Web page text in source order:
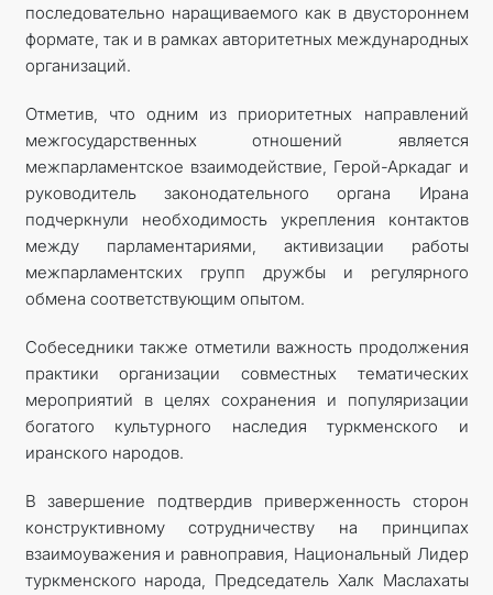
последовательно наращиваемого как в двустороннем
формате, так и в рамках авторитетных международных
организаций.
Отметив, что одним из приоритетных направлений
межгосударственных отношений является
межпарламентское взаимодействие, Герой-Аркадаг и
руководитель законодательного органа Ирана
подчеркнули необходимость укрепления контактов
между парламентариями, активизации работы
межпарламентских групп дружбы и регулярного
обмена соответствующим опытом.
Собеседники также отметили важность продолжения
практики организации совместных тематических
мероприятий в целях сохранения и популяризации
богатого культурного наследия туркменского и
иранского народов.
В завершение подтвердив приверженность сторон
конструктивному сотрудничеству на принципах
взаимоуважения и равноправия, Национальный Лидер
туркменского народа, Председатель Халк Маслахаты